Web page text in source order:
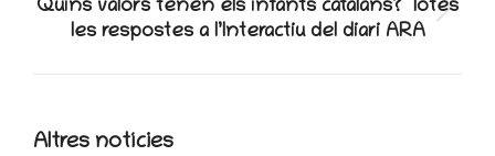
Next
Quins valors tenen els infants catalans? Totes
les respostes a l’Interactiu del diari ARA
Altres notícies